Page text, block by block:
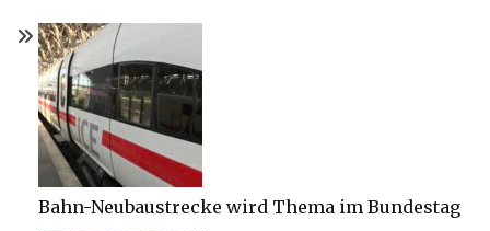
Bahn-Neubaustrecke wird Thema im Bundestag